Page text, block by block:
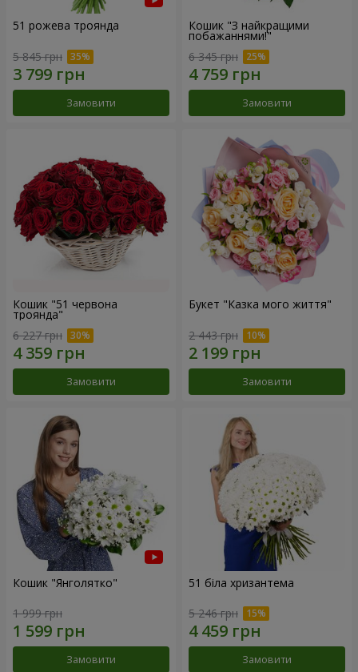
51 рожева троянда
5 845 грн
Замовити
Кошик "З найкращими
побажаннями!"
6 345 грн
Замовити
Кошик "51 червона
троянда"
6 227 грн
Замовити
Букет "Казка мого життя"
2 443 грн
Замовити
Кошик "Янголятко"
1 999 грн
Замовити
51 біла хризантема
5 246 грн
Замовити